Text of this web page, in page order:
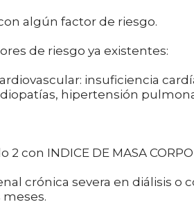
algún factor de riesgo.
de riesgo ya existentes:
insuficiencia
hipertensión
INDICE DE MASA
severa en diálisis o